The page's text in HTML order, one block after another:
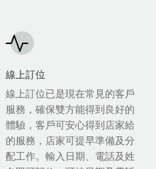
線上訂位
線上訂位已是現在常見的客戶
服務，確保雙方能得到良好的
體驗，客戶可安心得到店家給
的服務，店家可提早準備及分
配工作。輸入日期、電話及姓